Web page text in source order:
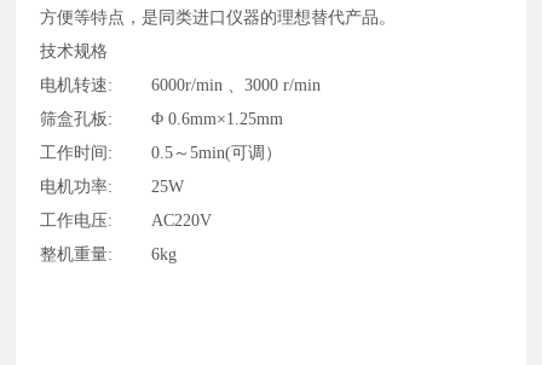
方便等特点，是同类进口仪器的理想替代产品。
技术规格
电机转速: 6000r/min 、3000 r/min
筛盒孔板: Φ 0.6mm×1.25mm
工作时间: 0.5～5min(可调）
电机功率: 25W
工作电压: AC220V
整机重量: 6kg